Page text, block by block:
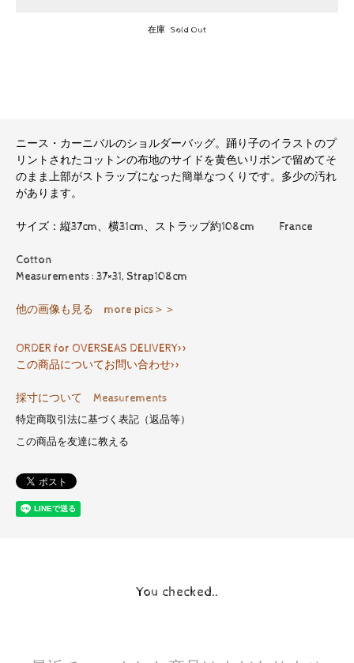
在庫 Sold Out
ニース・カーニバルのショルダーバッグ。踊り子のイラストのプ
リントされたコットンの布地のサイドを黄色いリボンで留めてそ
のまま上部がストラップになった簡単なつくりです。多少の汚れ
があります。
サイズ：縦37cm、横31cm、ストラップ約108cm France
Cotton
Measurements : 37×31, Strap108cm
他の画像も見る more pics＞＞
ORDER for OVERSEAS DELIVERY>>
この商品についてお問い合わせ>>
採寸について Measurements
特定商取引法に基づく表記（返品等）
この商品を友達に教える
You checked..